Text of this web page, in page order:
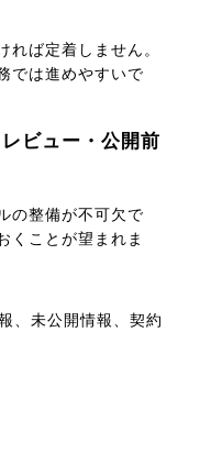
れば定着しません。
では進めやすいで
ビュー・公開前
の整備が不可欠で
くことが望まれま
、未公開情報、契約